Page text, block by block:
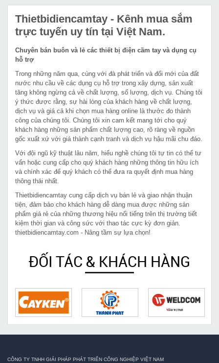
Thietbidiencamtay - Kênh mua sắm
trực tuyến uy tín tại Việt Nam.
Chuyên bán buôn và lẻ các thiết bị điện cầm tay và dụng cụ
hỗ trợ
Trong những năm qua, cùng với đà phát triển và đổi mới của đất
nước nhu cầu về các dụng cụ hỗ trợ trong xây dựng, sản xuất
tăng không ngừng cả về chất lượng, số lượng, dịch vụ. Chúng tôi
ý thức được rằng, sự hài lòng của khách hàng về chất lượng,
dịch vụ và giá cả khi chọn mua hàng online là thước đo thành
công của chúng tôi. Chúng tôi xin cam kết mang tới cho quý
khách hàng những sản phẩm chất lượng cao, rõ ràng về nguồn
gốc xuất xứ với giá thành cạnh tranh và dịch vụ hậu mãi chu đáo.
Với đội ngũ kỹ thuật lâu năm, hiểu nghề chúng tôi tự tin có thể tư
vấn hoặc cung cấp cho quý khách hàng những thông tin hữu ích
và chính xác để quý khách có thể đưa ra quyết định mua hàng
thông thái nhất.
Thietbidiencamtay cung cấp dịch vụ bán lẻ và giao nhận thuận
tiện, đảm bảo cho khách hàng dễ dàng mua được những sản
phẩm giá rẻ của những thương hiệu nổi tiếng trên thị trường tiết
kiệm thời gian và công sức với thao tác cực kỳ đơn giản.
thietbidiencamtay.com - Nâng tầm sự lựa chọn!
ĐỐI TÁC & KHÁCH HÀNG
CÔNG TY TNHH GIẢI PHÁP PHÁT TRIỂN CÔNG NGHIỆP VIỆT NAM